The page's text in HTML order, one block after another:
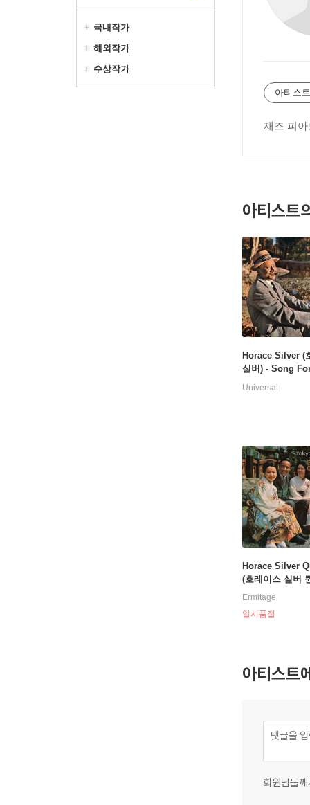
국내작가
해외작가
수상작가
아티스
재즈 피
아티스트
Horace Silver (
실버) - Song
her [LP]
Universal
Horace Silver
(호레이스 실버
he Tokyo Blues
Ermitage
일시품절
아티스트
회원님들